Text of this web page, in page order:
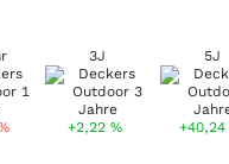
3J
+2,22%
5J
+40,24